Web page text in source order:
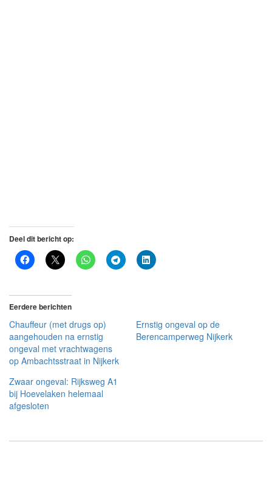
Deel dit bericht op:
Eerdere berichten
Chauffeur (met drugs op)
aangehouden na ernstig
ongeval met vrachtwagens
op Ambachtsstraat in Nijkerk
Ernstig ongeval op de
Berencamperweg Nijkerk
Zwaar ongeval: Rijksweg A1
bij Hoevelaken helemaal
afgesloten